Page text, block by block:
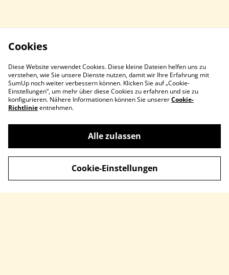
Kontaktieren Sie uns
Rechtliche
Bestimmungen
Datenschutzbestimm
ungen von SumUp
Cookie-Richtlinie
Impressum
Cookies
Diese Website verwendet Cookies. Diese kleine Dateien helfen uns zu
verstehen, wie Sie unsere Dienste nutzen, damit wir Ihre Erfahrung mit
SumUp noch weiter verbessern können. Klicken Sie auf „Cookie-
Einstellungen“, um mehr über diese Cookies zu erfahren und sie zu
konfigurieren. Nähere Informationen können Sie unsererCookie-
Richtlinieentnehmen.
Alle zulassen
Cookie-Einstellungen